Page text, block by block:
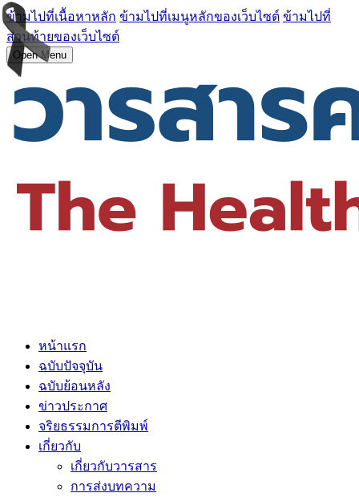
ข้ามไปที่เนื้อหาหลัก ข้ามไปที่เมนูหลักของเว็บไซต์ ข้ามไปที่
ส่วนท้ายของเว็บไซต์
Open Menu
หน้าแรก
ฉบับปัจจุบัน
ฉบับย้อนหลัง
ข่าวประกาศ
จริยธรรมการตีพิมพ์
เกี่ยวกับ
เกี่ยวกับวารสาร
การส่งบทความ